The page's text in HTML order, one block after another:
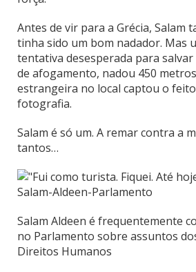
Antes de vir para a Grécia, Salam
tinha sido um bom nadador. Mas
tentativa desesperada para salvar
de afogamento, nadou 450
estrangeira no local captou o
fotografia.
Salam é só um. A remar contra a
tantos…
Salam Aldeen é frequentemente
no Parlamento sobre assuntos
Direitos Humanos